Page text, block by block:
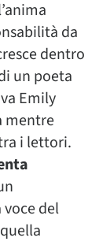
da
dentro
un poeta
Emily
mentre
i lettori.
del